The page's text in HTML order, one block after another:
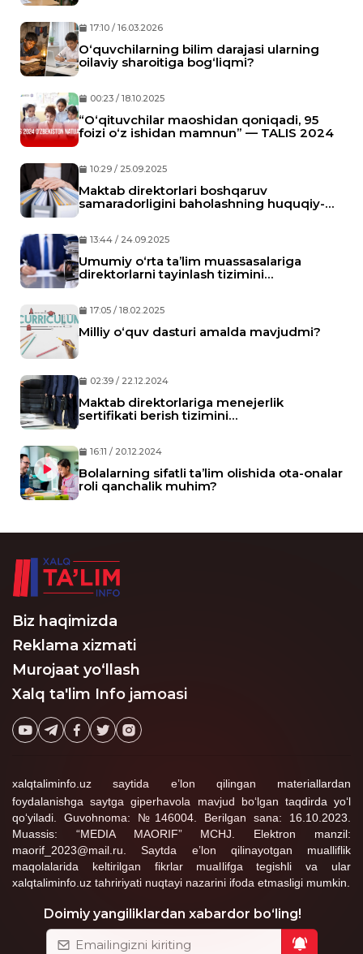
O‘quvchilarning bilim darajasi ularning
oilaviy sharoitiga bog‘liqmi?
17:10 / 16.03.2026
“O‘qituvchilar maoshidan qoniqadi, 95
foizi o‘z ishidan mamnun” — TALIS 2024
00:23 / 18.10.2025
Maktab direktorlari boshqaruv
samaradorligini baholashning huquqiy-
10:29 / 25.09.2025
Umumiy o‘rta ta’lim muassasalariga
direktorlarni tayinlash tizimini
13:44 / 24.09.2025
Milliy o‘quv dasturi amalda mavjudmi?
17:05 / 18.02.2025
Maktab direktorlariga menejerlik
sertifikati berish tizimini
02:39 / 22.12.2024
Bolalarning sifatli ta’lim olishida ota-onalar
roli qanchalik muhim?
16:11 / 20.12.2024
Biz haqimizda
Reklama xizmati
Murojaat yo‘llash
Xalq ta'lim Info jamoasi
xalqtaliminfo.uz saytida e’lon qilingan materiallardan
foydalanishga saytga giperhavola mavjud bo‘lgan taqdirda yo‘l
qo‘yiladi. Guvohnoma: №146004. Berilgan sana: 16.10.2023.
Muassis: “MEDIA MAORIF” MCHJ. Elektron manzil:
maorif_2023@mail.ru. Saytda e’lon qilinayotgan mualliflik
maqolalarida keltirilgan fikrlar muallifga tegishli va ular
xalqtaliminfo.uz tahririyati nuqtayi nazarini ifoda etmasligi mumkin.
Doimiy yangiliklardan xabardor bo‘ling!